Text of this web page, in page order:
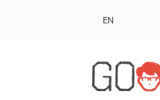
EN